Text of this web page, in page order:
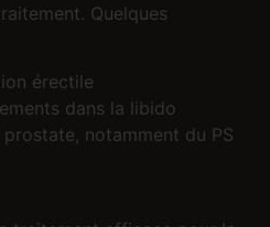
Quelques
érectile
dans la libido
notamment du PS